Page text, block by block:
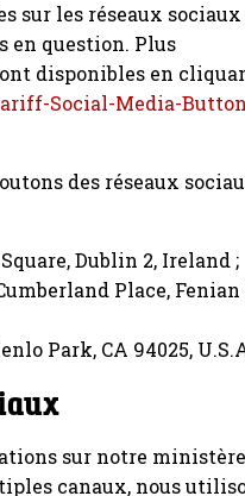
sur les réseaux sociaux
en question. Plus
disponibles en
Social-Media-
des réseaux
Dublin 2, Ireland ;
Place, Fenian
Park, CA 94025,
sur notre
canaux, nous